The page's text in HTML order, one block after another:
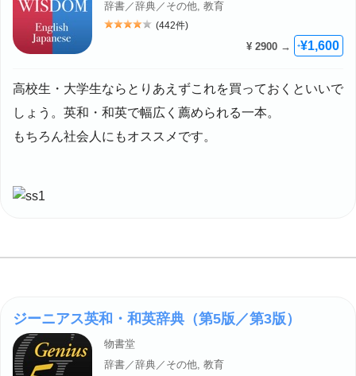
辞書／辞典／その他, 教育
評価: 4
(442件)
¥ 2900 → +¥1,600
高校生・大学生ならとりあえずこれを買っておくといいで
しょう。英和・和英で幅広く薦められる一本。
もちろん社会人にもオススメです。
ジーニアス英和・和英辞典（第5版／第3版）
物書堂
辞書／辞典／その他, 教育